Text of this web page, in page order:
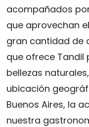
acompañados
que aprovechan
gran cantidad de
que ofrece Tandil
bellezas
ubicación
Buenos Aires, la
nuestra